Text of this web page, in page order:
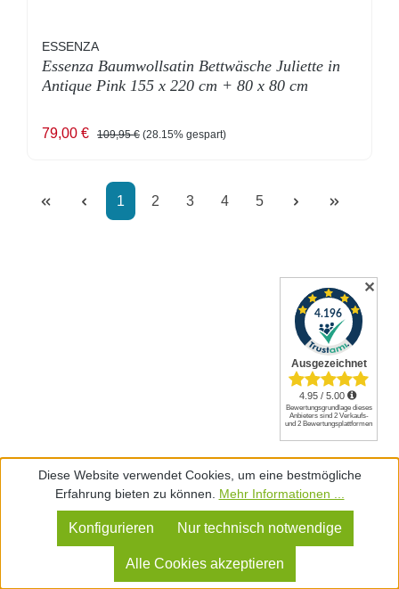
ESSENZA
Essenza Baumwollsatin Bettwäsche Juliette in
Antique Pink 155 x 220 cm + 80 x 80 cm
Verkaufspreis:
79,00 € Regulärer Preis:
109,95 € (28.15% gespart)
Seite
1 Seite
2 Seite
3 Seite
4 Seite
5
Diese Website verwendet Cookies, um eine bestmögliche
Erfahrung bieten zu können. Mehr Informationen ...
Nur technisch notwendige
Konfigurieren
Alle Cookies akzeptieren
✕